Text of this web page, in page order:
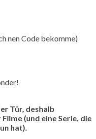
nen Code bekomme)
Tür, deshalb
(und eine Serie, die
hat).